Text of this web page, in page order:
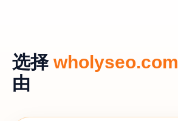
选择 wholyseo.com
由